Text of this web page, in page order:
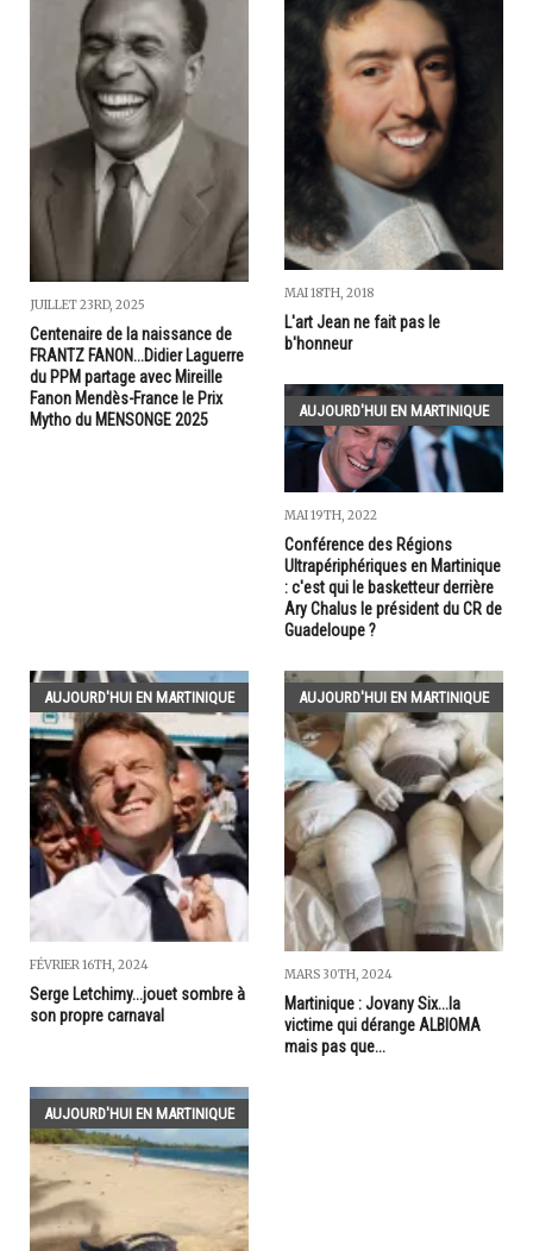
JUILLET 23RD, 2025
Centenaire de la naissance de
FRANTZ FANON...Didier Laguerre
du PPM partage avec Mireille
Fanon Mendès-France le Prix
Mytho du MENSONGE 2025
MAI 18TH, 2018
L'art Jean ne fait pas le
b'honneur
AUJOURD'HUI EN MARTINIQUE
MAI 19TH, 2022
Conférence des Régions
Ultrapériphériques en Martinique
: c'est qui le basketteur derrière
Ary Chalus le président du CR de
Guadeloupe ?
AUJOURD'HUI EN MARTINIQUE
FÉVRIER 16TH, 2024
Serge Letchimy...jouet sombre à
son propre carnaval
AUJOURD'HUI EN MARTINIQUE
MARS 30TH, 2024
Martinique : Jovany Six...la
victime qui dérange ALBIOMA
mais pas que...
AUJOURD'HUI EN MARTINIQUE